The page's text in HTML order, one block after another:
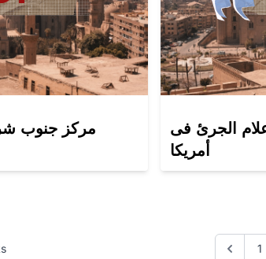
مركز جنوب
الجرئ فى
أمريكا
1